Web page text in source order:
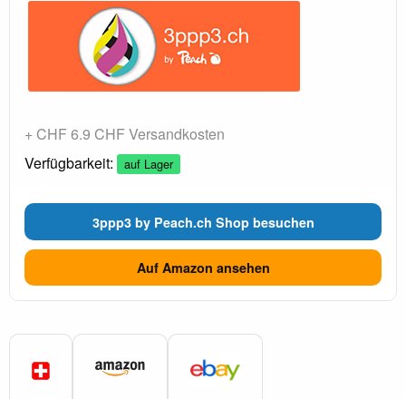
+ CHF 6.9 CHF Versandkosten
Verfügbarkeit:
auf Lager
3ppp3 by Peach.ch Shop besuchen
Auf Amazon ansehen